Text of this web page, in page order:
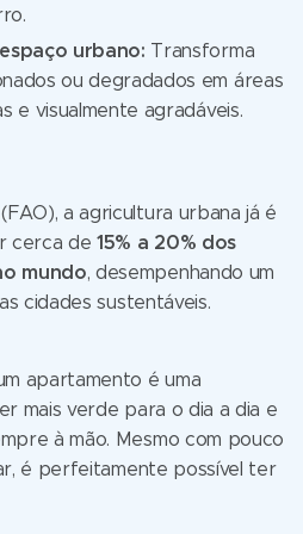
urbano: Transforma
ou degradados em áreas
e visualmente agradáveis.
a agricultura urbana já é
cerca de15% a 20% dos
mundo, desempenhando um
cidades sustentáveis.
apartamento é uma
mais verde para o dia a dia e
à mão. Mesmo com pouco
é perfeitamente possível ter